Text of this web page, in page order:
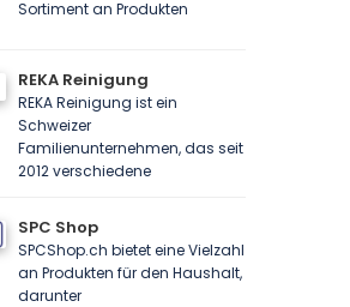
Sortiment an Produkten
REKA Reinigung
REKA Reinigung ist ein
Schweizer
Familienunternehmen, das seit
2012 verschiedene
SPC Shop
SPCShop.ch bietet eine Vielzahl
an Produkten für den Haushalt,
darunter